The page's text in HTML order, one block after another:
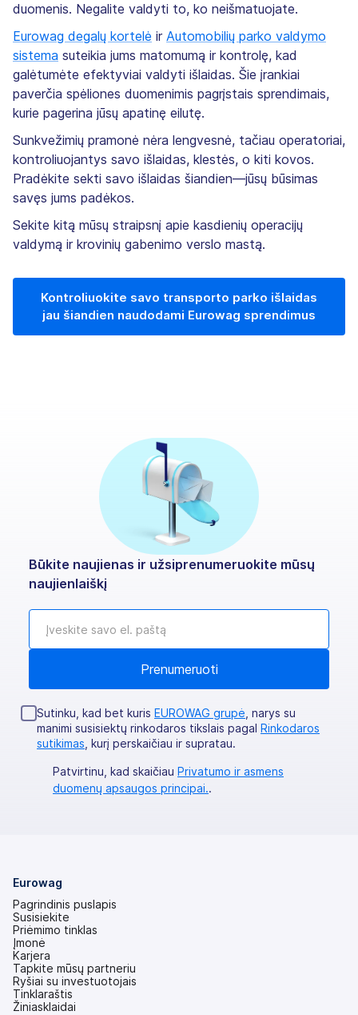
duomenis. Negalite valdyti to, ko neišmatuojate.
Eurowag degalų kortelė ir Automobilių parko valdymo
sistema suteikia jums matomumą ir kontrolę, kad
galėtumėte efektyviai valdyti išlaidas. Šie įrankiai
paverčia spėliones duomenimis pagrįstais sprendimais,
kurie pagerina jūsų apatinę eilutę.
Sunkvežimių pramonė nėra lengvesnė, tačiau operatoriai,
kontroliuojantys savo išlaidas, klestės, o kiti kovos.
Pradėkite sekti savo išlaidas šiandien—jūsų būsimas
savęs jums padėkos.
Sekite kitą mūsų straipsnį apie kasdienių operacijų
valdymą ir krovinių gabenimo verslo mastą.
Kontroliuokite savo transporto parko išlaidas
jau šiandien naudodami Eurowag sprendimus
Būkite naujienas ir užsiprenumeruokite mūsų
naujienlaiškį
Sutinku, kad bet kuris EUROWAG grupė , narys su
manimi susisiektų rinkodaros tikslais pagal Rinkodaros
sutikimas , kurį perskaičiau ir supratau.
Patvirtinu, kad skaičiau Privatumo ir asmens
duomenų apsaugos principai..
Eurowag
Pagrindinis puslapis
Susisiekite
Priėmimo tinklas
Įmonė
Karjera
Tapkite mūsų partneriu
Ryšiai su investuotojais
(atsidaro
naujame
Tinklaraštis
Žiniasklaidai